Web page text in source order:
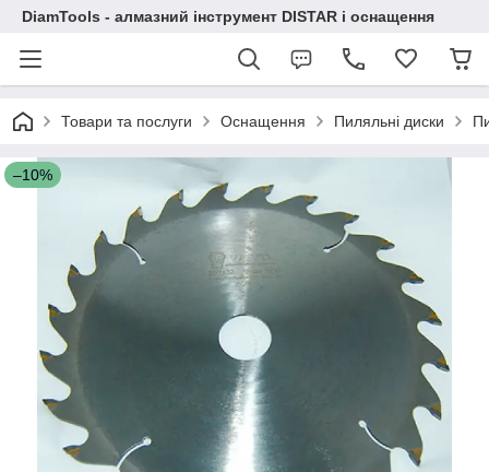
DiamTools - алмазний інструмент DISTAR і оснащення
Товари та послуги Оснащення Пиляльні диски
–10%